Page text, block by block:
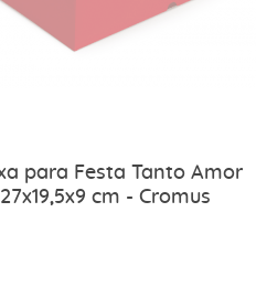
para Festa Tanto Amor
27x19,5x9 cm - Cromus